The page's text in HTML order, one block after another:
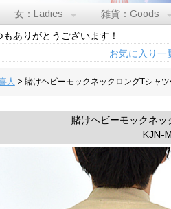
女：Ladies 雑貨：Goods
ありがとうございます！
お気に入り一
人 > 賭けヘビーモックネックロングTシャ
賭けヘビーモックネ
KJN-